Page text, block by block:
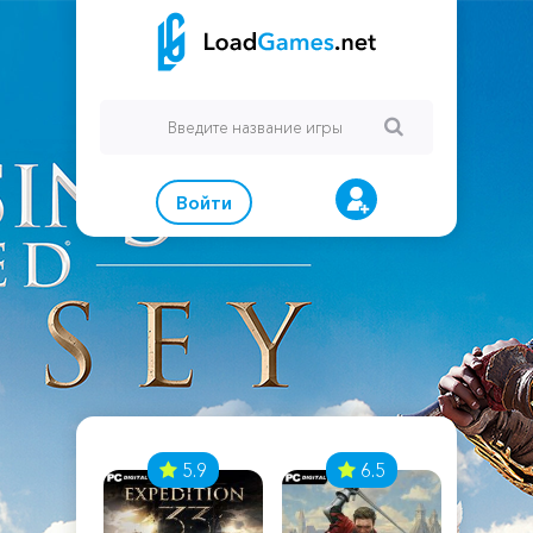
Войти
5.9 6.5